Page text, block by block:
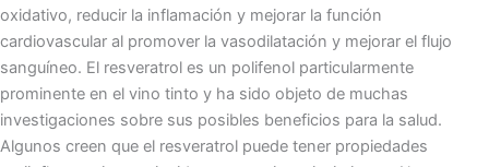
oxidativo, reducir la inflamación y mejorar la función
cardiovascular al promover la vasodilatación y mejorar el flujo
sanguíneo. El resveratrol es un polifenol particularmente
prominente en el vino tinto y ha sido objeto de muchas
investigaciones sobre sus posibles beneficios para la salud.
Algunos creen que el resveratrol puede tener propiedades